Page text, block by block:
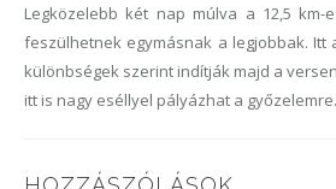
Legközelebb két nap múlva a 12,5 km-
feszülhetnek egymásnak a legjobbak.
különbségek szerint indítják majd a
itt is nagy eséllyel pályázhat a győzelemre.